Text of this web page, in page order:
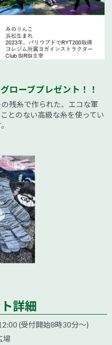
ローブプレゼント！！
残糸で作られた、エコな軍
とのない高級な糸を使ってい
詳細
(受付開始8時30分～)
場